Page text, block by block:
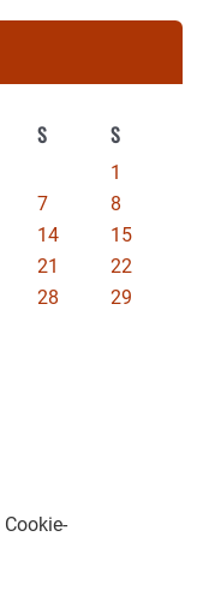
S S
1
7
8
14
15
21
22
28
29
Cookie-